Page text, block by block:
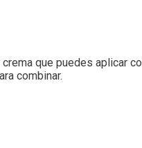
que puedes aplicar
combinar.